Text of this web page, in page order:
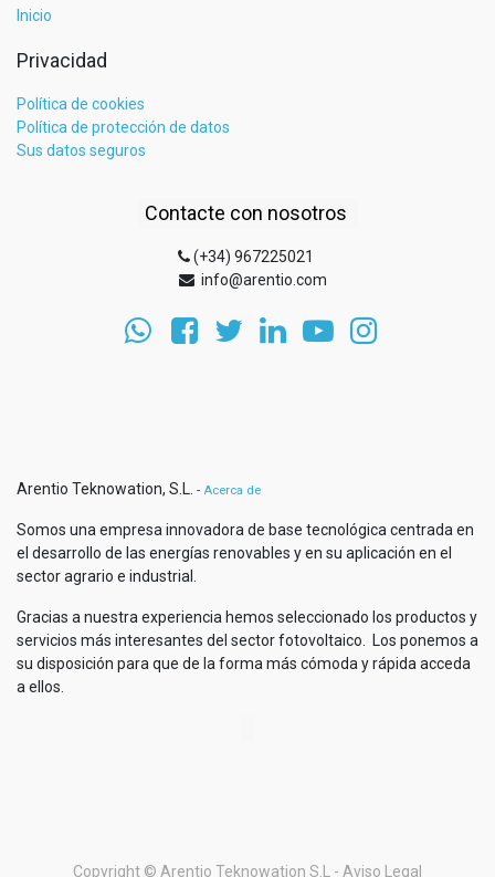
Inicio
Privacidad
Política de cookies
Política de protección de datos
Sus datos seguros
Contacte con nosotros
(+34) 967225021
info@arentio.com
Arentio Teknowation, S.L. - Acerca de
Somos una empresa innovadora de base tecnológica centrada en
el desarrollo de las energías renovables y en su aplicación en el
sector agrario e industrial.
Gracias a nuestra experiencia hemos seleccionado los productos y
servicios más interesantes del sector fotovoltaico. Los ponemos a
su disposición para que de la forma más cómoda y rápida acceda
a ellos.
Copyright © Arentio Teknowation S.L - Aviso Legal